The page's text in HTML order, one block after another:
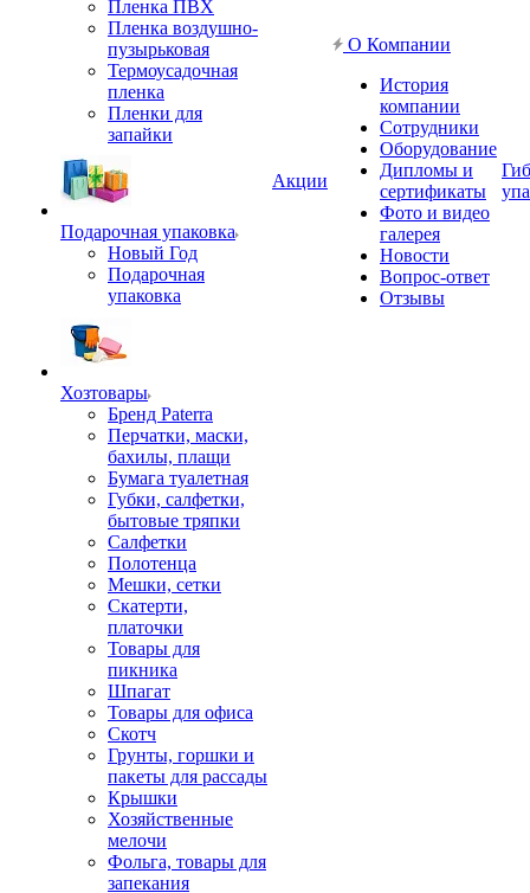
Пленка ПВХ
Пленка воздушно-
пузырьковая
Термоусадочная
пленка
Пленки для
запайки
Подарочная упаковка
Новый Год
Подарочная
упаковка
Хозтовары
Бренд Paterra
Перчатки, маски,
бахилы, плащи
Бумага туалетная
Губки, салфетки,
бытовые тряпки
Салфетки
Полотенца
Мешки, сетки
Скатерти,
платочки
Товары для
пикника
Шпагат
Товары для офиса
Скотч
Грунты, горшки и
пакеты для рассады
Крышки
Хозяйственные
мелочи
Фольга, товары для
запекания
Акции
О Компании
История
компании
Сотрудники
Оборудование
Дипломы и
сертификаты
Фото и видео
галерея
Новости
Вопрос-ответ
Отзывы